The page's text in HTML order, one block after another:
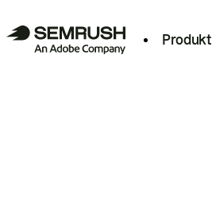
Produkt